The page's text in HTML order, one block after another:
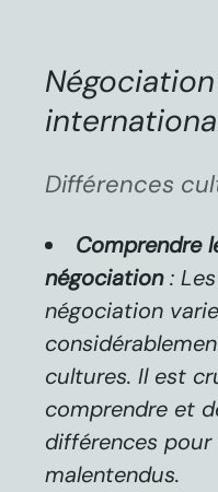
Négociation
Différences
Comprendre
négociation:
négociation
cultures. Il est
comprendre et
différences pour
malentendus.